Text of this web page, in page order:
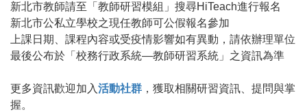
新北市教師請至「教師研習模組」搜尋HiTeach進行報名
新北市公私立學校之現任教師可公假報名參加
上課日期、課程內容或受疫情影響如有異動，請依辦理單位
最後公布於「校務行政系統—教師研習系統」之資訊為準
更多資訊歡迎加入活動社群 ，獲取相關研習資訊、提問與掌
握。